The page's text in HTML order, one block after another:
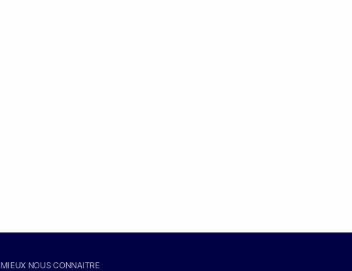
MIEUX NOUS CONNAITRE